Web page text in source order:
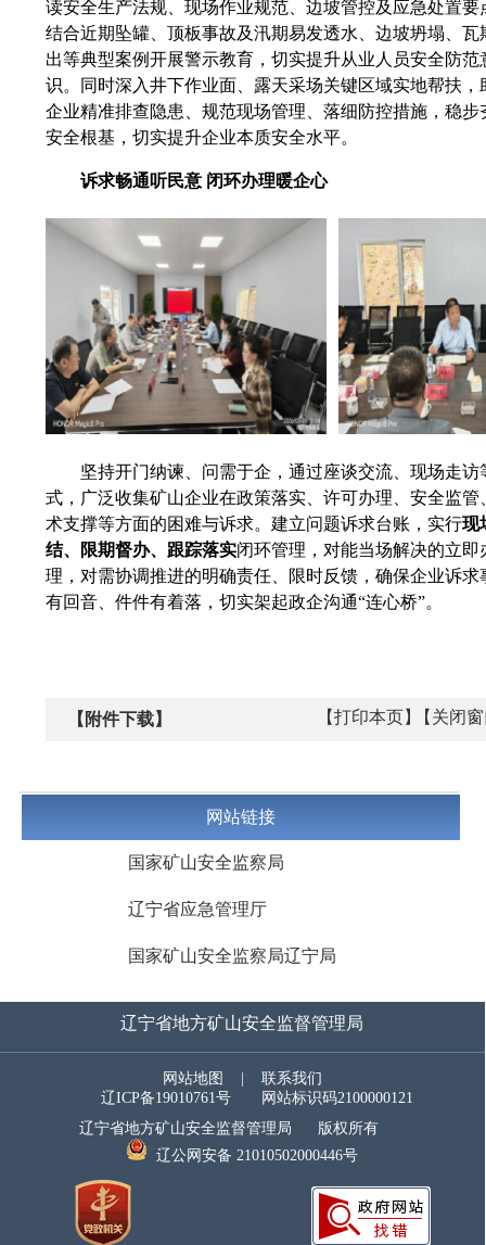
读安全生产法规、现场作业规范、边坡管控及应急处置要
结合近期坠罐、顶板事故及汛期易发透水、边坡坍塌、瓦
出等典型案例开展警示教育，切实提升从业人员安全防范
识。同时深入井下作业面、露天采场关键区域实地帮扶，
企业精准排查隐患、规范现场管理、落细防控措施，稳步
安全根基，切实提升企业本质安全水平。
诉求畅通听民意 闭环办理暖企心
坚持开门纳谏、问需于企，通过座谈交流、现场走访
式，广泛收集矿山企业在政策落实、许可办理、安全监管
术支撑等方面的困难与诉求。建立问题诉求台账，实行现
结、限期督办、跟踪落实闭环管理，对能当场解决的立即
理，对需协调推进的明确责任、限时反馈，确保企业诉求
有回音、件件有着落，切实架起政企沟通“连心桥”。
【附件下载】 【打印本页】 【关闭
网站链接
国家矿山安全监察局
辽宁省应急管理厅
国家矿山安全监察局辽宁局
辽宁省地方矿山安全监督管理局
网站地图
联系我们
辽ICP备19010761号 网站标识码2100000121
辽宁省地方矿山安全监督管理局 版权所有
辽公网安备 21010502000446号